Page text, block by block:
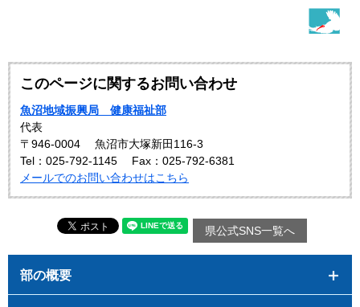
このページに関するお問い合わせ
魚沼地域振興局 健康福祉部
代表
〒946-0004
魚沼市大塚新田116-3
Tel：025-792-1145
Fax：025-792-6381
メールでのお問い合わせはこちら
県公式SNS一覧へ
部の概要